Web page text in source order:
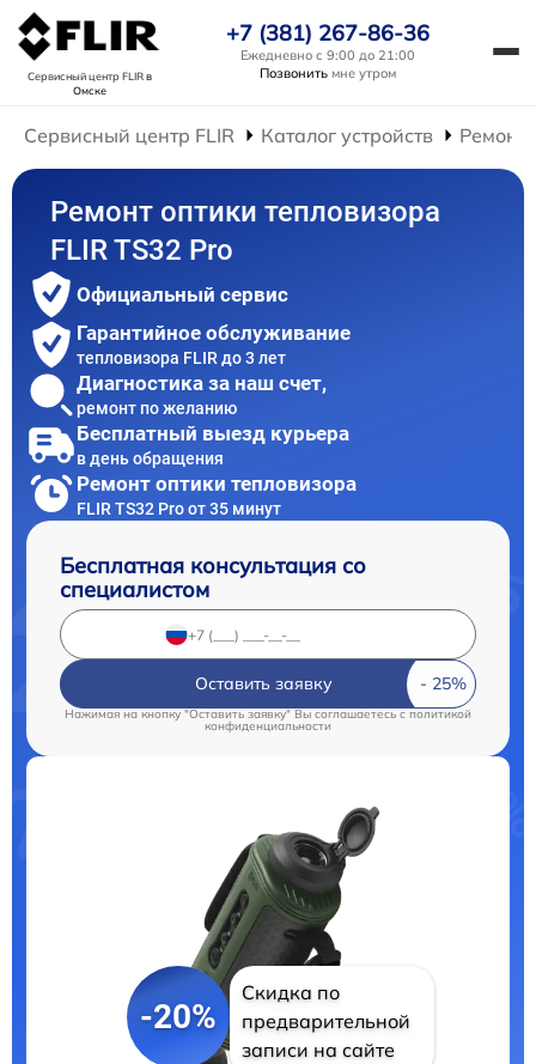
Сервисный центр FLIRв
Омске
+7 (381) 267-86-36
Ежедневно с 9:00 до 21:00
Позвонить мне утром
Сервисный центр FLIR Каталог устройств Ремонт
Ремонт оптики тепловизора
FLIR TS32 Pro
Официальный сервис
Гарантийное обслуживание
тепловизора FLIR до 3 лет
Диагностика за наш счет,
ремонт по желанию
Бесплатный выезд курьера
в день обращения
Ремонт оптики тепловизора
FLIR TS32 Pro от 35 минут
Бесплатная консультация со
специалистом
Оставить заявку
Нажимая на кнопку "Оставить заявку" Вы соглашаетесь c политикой
конфиденциальности
-20%
Скидка по
предварительной
записи на сайте